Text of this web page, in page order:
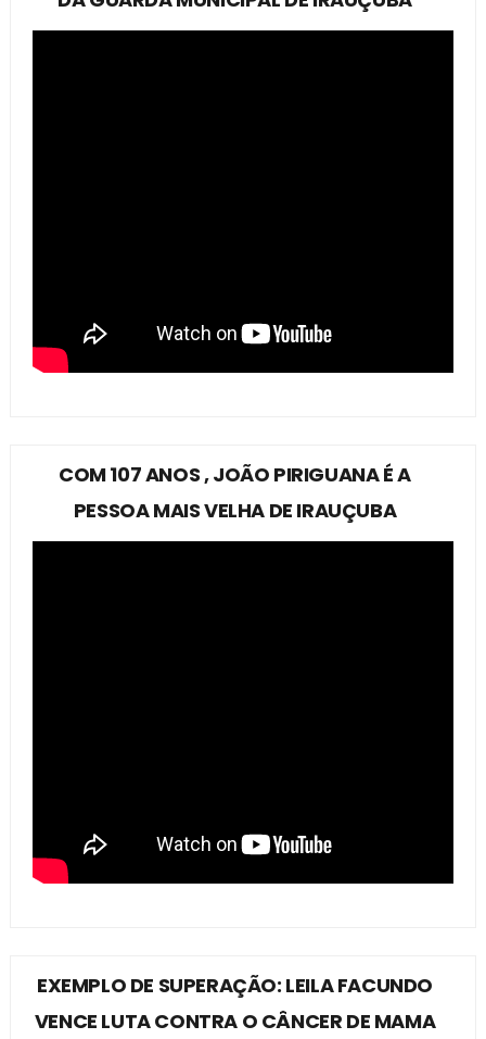
COM 107 ANOS , JOÃO PIRIGUANA É A
PESSOA MAIS VELHA DE IRAUÇUBA
EXEMPLO DE SUPERAÇÃO: LEILA FACUNDO
VENCE LUTA CONTRA O CÂNCER DE MAMA